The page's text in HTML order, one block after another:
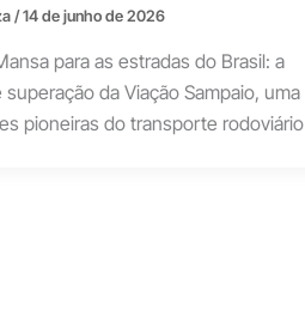
/14 de junho de 2026
para as estradas do Brasil: a
superação da Viação Sampaio, uma
pioneiras do transporte rodoviário